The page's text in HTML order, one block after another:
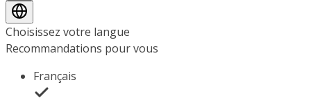
Choisissez votre langue
Recommandations pour vous
Français